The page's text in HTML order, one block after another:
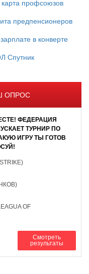
ОПРОС
ФЕДЕРАЦИЯ
ТУРНИР ПО
ИГРУ ТЫ ГОТОВ
OF
Смотреть
результаты